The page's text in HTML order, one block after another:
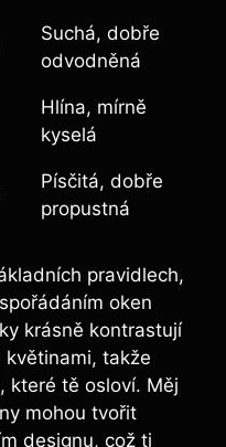
Suchá, dobře
odvodněná
Hlína, mírně
kyselá
Písčitá, dobře
propustná
pravidlech,
oken
krásně kontrastují
květinami, takže
které tě osloví. Měj
mohou tvořit
designu, což ti